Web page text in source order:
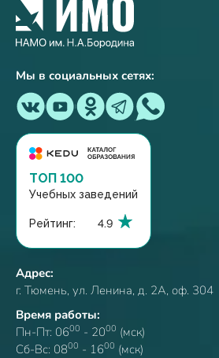
Мы в социальных сетях:
ТОП 100
Учебных заведений
Рейтинг: 4.9
Адрес:
г. Тюмень, ул. Ленина, д. 2А, оф. 304
Время работы:
Пн-Пт: 0600 - 2000 (мск)
Сб-Вс: 0800 - 1600 (мск)